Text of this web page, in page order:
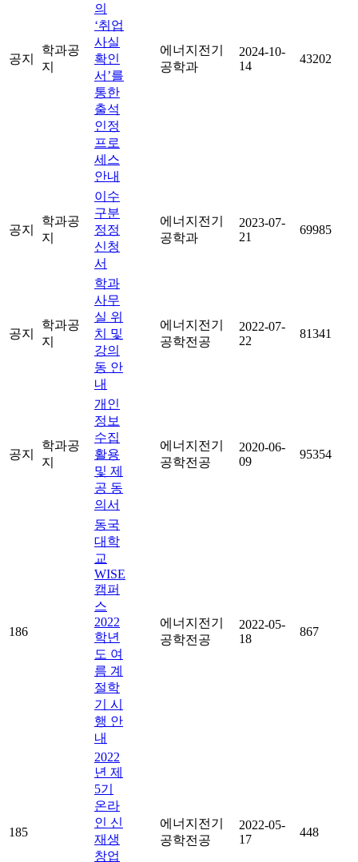
공지
학과공
지
의
‘취업
사실
확인
서’를
통한
출석
인정
프로
세스
안내
에너지전기
공학과
2024-10-
14
43202
공지
학과공
지
이수
구분
정정
신청
서
에너지전기
공학과
2023-07-
21
69985
공지
학과공
지
학과
사무
실 위
치 및
강의
동 안
내
에너지전기
공학전공
2022-07-
22
81341
공지
학과공
지
개인
정보
수집
활용
및 제
공 동
의서
에너지전기
공학전공
2020-06-
09
95354
186
동국
대학
교
WISE
캠퍼
스
2022
학년
도 여
름 계
절학
기 시
행 안
내
에너지전기
공학전공
2022-05-
18
867
185
2022
년 제
5기
온라
인 신
재생
창업
에너지전기
공학전공
2022-05-
17
448